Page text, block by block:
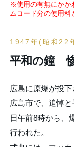
※使用の有無にかか
ムコード分の使用料
1947年(昭和22
平和の鐘
広島に原爆が投下
広島市で、追悼
日午前8時から、
行われた。